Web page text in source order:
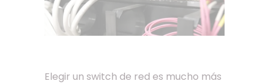
Elegir un switch de red es mucho más